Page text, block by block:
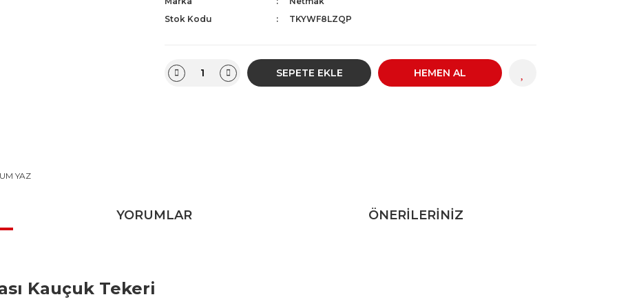
YAZ
Stok Kodu
TKYWF8LZQP
SEPETE EKLE HEMEN AL
YORUMLAR ÖNERILERINIZ
Kauçuk Tekeri